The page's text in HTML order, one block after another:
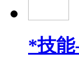
*技能